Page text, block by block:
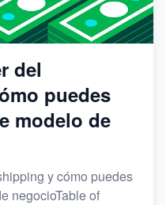
del
puedes
modelo de
y cómo puedes
negocioTable of